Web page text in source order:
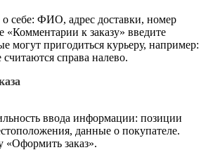
себе: ФИО, адрес доставки, номер
«Комментарии к заказу» введите
могут пригодиться курьеру, например:
справа налево.
ввода информации: позиции
данные о покупателе.
заказ».